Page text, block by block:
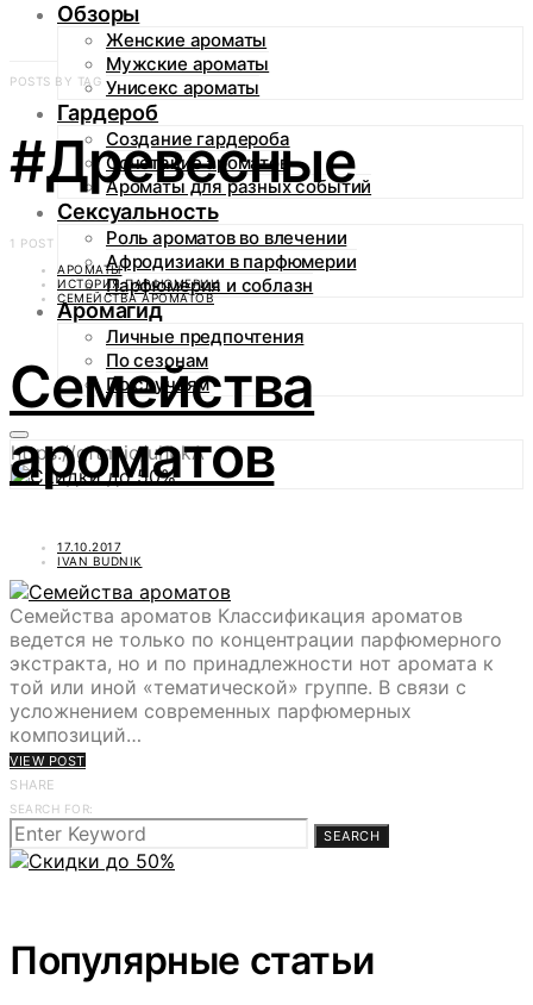
Обзоры
Женские ароматы
Мужские ароматы
Унисекс ароматы
Гардероб
Создание гардероба
Сочетание ароматов
Ароматы для разных событий
Сексуальность
Роль ароматов во влечении
Афродизиаки в парфюмерии
Парфюмерия и соблазн
Аромагид
Личные предпочтения
По сезонам
По случаям
https://gftm.io/uhbkA
POSTS BY TAG
#Древесные
1 POST
АРОМАТЫ
ИСТОРИЯ ПАРФЮМЕРИИ
СЕМЕЙСТВА АРОМАТОВ
Семейства
ароматов
17.10.2017
IVAN BUDNIK
Семейства ароматов Классификация ароматов
ведется не только по концентрации парфюмерного
экстракта, но и по принадлежности нот аромата к
той или иной «тематической» группе. В связи с
усложнением современных парфюмерных
композиций…
VIEW POST
SHARE
SEARCH FOR:
SEARCH
Популярные статьи